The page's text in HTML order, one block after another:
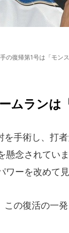
の復帰第1号は「モン
ムランは
手術し、打
懸念されてい
ワーを改めて見
の復活の一